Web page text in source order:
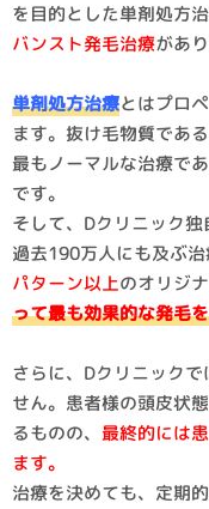
を目的とした単剤処方
バンスト発毛治療があ
単剤処方治療とはプロ
ます。抜け毛物質であ
最もノーマルな治療で
です。
そして、Dクリニック独
過去190万人にも及ぶ
パターン以上のオリジ
って最も効果的な発毛
さらに、Dクリニック
せん。患者様の頭皮状
るものの、 最終的には
ます。
治療を決めても、定期